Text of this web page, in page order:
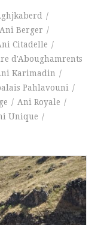
/
Ani Berger /
Citadelle /
d'Aboughamrents
Karimadin /
Pahlavouni /
/ Ani Royale /
Unique /